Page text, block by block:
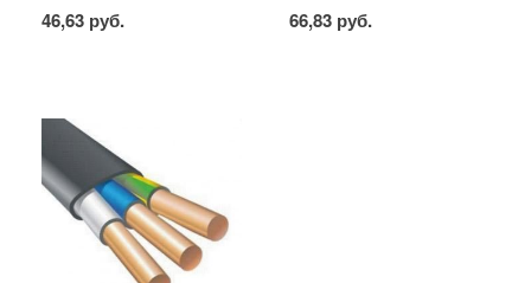
46,63 руб. 66,83 руб.